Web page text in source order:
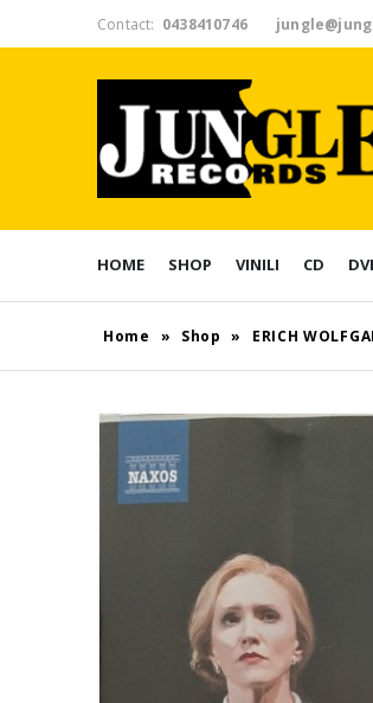
Contact: 0438410746
HOME SHOP VINILI CD
Home » Shop » ERICH